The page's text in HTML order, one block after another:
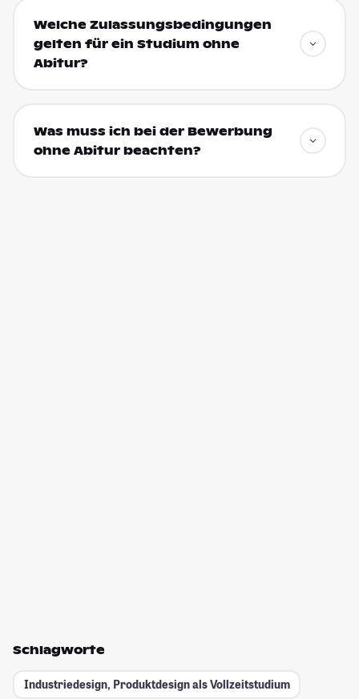
Welche Zulassungsbedingungen
gelten für ein Studium ohne
Abitur?
Was muss ich bei der Bewerbung
ohne Abitur beachten?
Schlagworte
Industriedesign, Produktdesign als Vollzeitstudium